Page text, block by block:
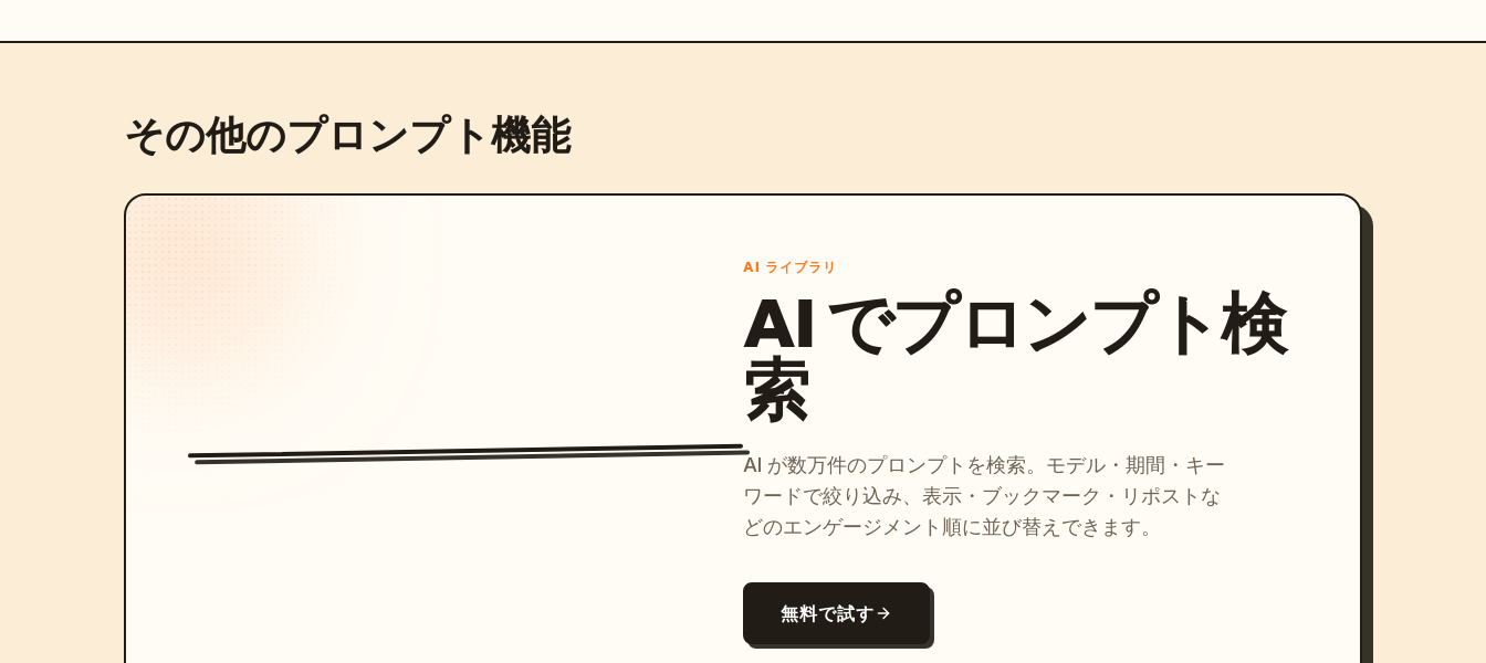
その他のプロンプト機能
AI ライブラリ
AI でプロンプト検
索
AI が数万件のプロンプトを検索。モデル・期間・キー
ワードで絞り込み、表示・ブックマーク・リポストな
どのエンゲージメント順に並び替えできます。
無料で試す